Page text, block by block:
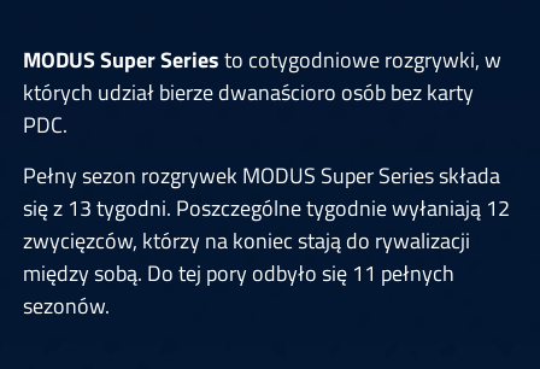
MODUS Super Seriesto cotygodniowe rozgrywki, w
których udział bierze dwanaścioro osób bez karty
PDC.
Pełny sezon rozgrywek MODUS Super Series składa
się z 13 tygodni. Poszczególne tygodnie wyłaniają 12
zwycięzców, którzy na koniec stają do rywalizacji
między sobą. Do tej pory odbyło się 11 pełnych
sezonów.